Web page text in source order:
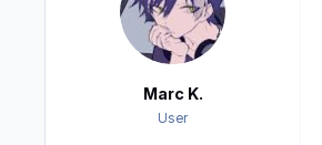
Marc K.
User